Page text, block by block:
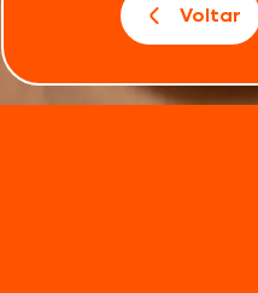
Voltar